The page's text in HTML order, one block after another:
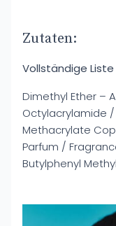
Zutaten:
Vollständige
Dimethyl Ether –
Octylacrylamide
Methacrylate
Parfum /
Butylphenyl